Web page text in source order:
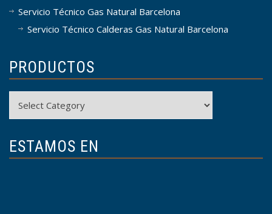
Servicio Técnico Gas Natural Barcelona
Servicio Técnico Calderas Gas Natural Barcelona
PRODUCTOS
ESTAMOS EN